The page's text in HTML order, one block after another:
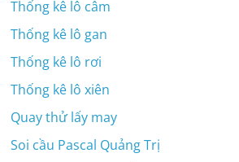
Thống kê lô câm
Thống kê lô gan
Thống kê lô rơi
Thống kê lô xiên
Quay thử lấy may
Soi cầu Pascal Quảng Trị